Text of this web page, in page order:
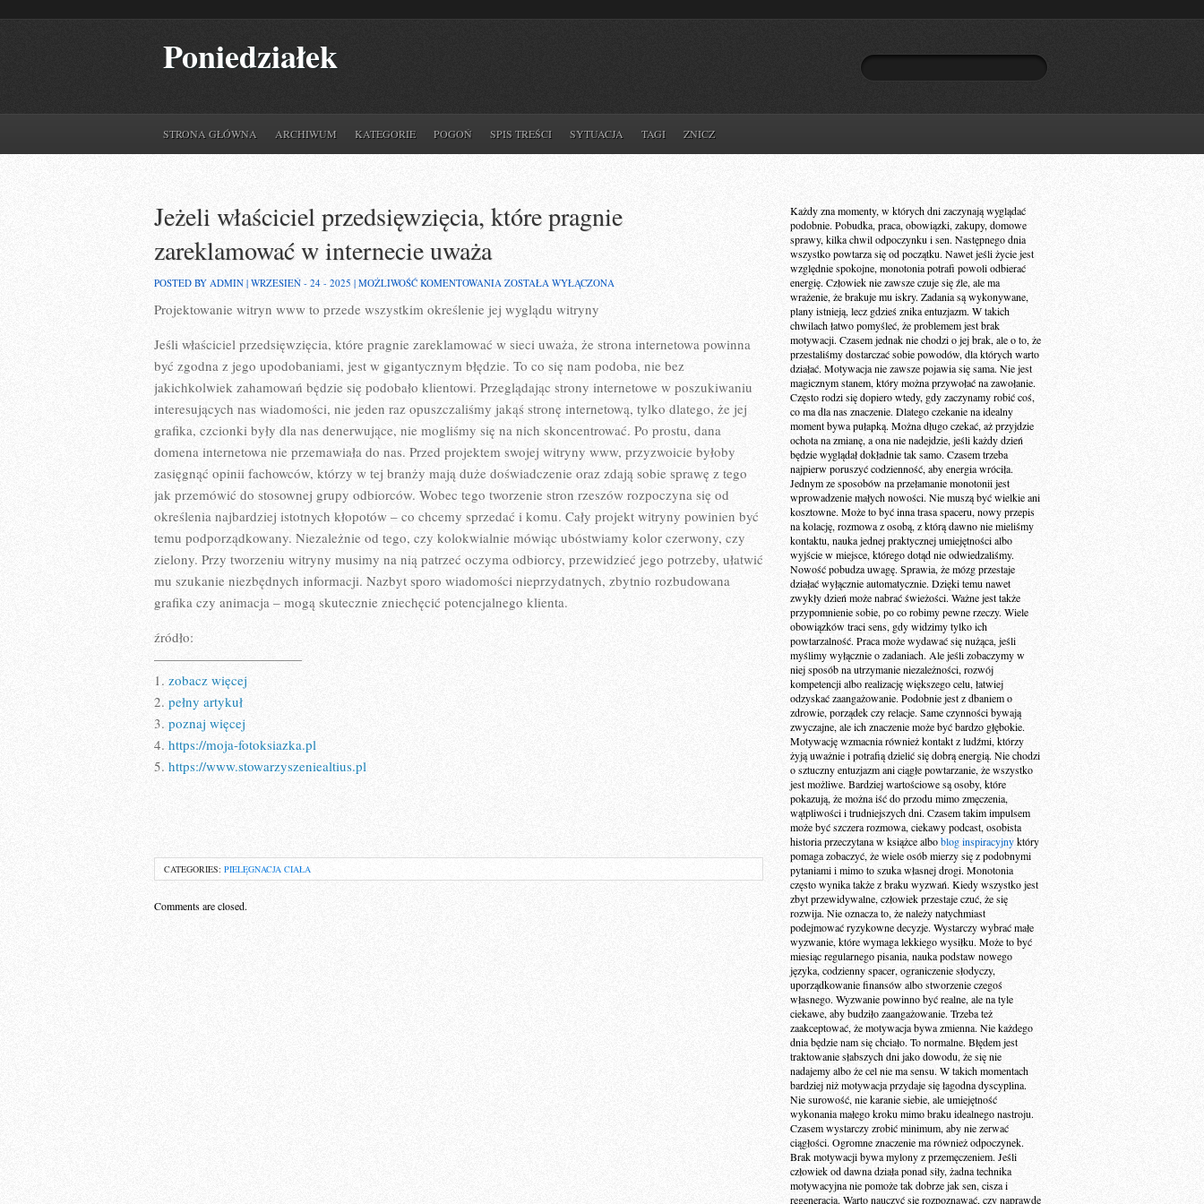
Poniedziałek
STRONA GŁÓWNA ARCHIWUM KATEGORIE POGOŃ SPIS TREŚCI SYTUACJA TAGI ZNICZ
Jeżeli właściciel przedsięwzięcia, które pragnie
zareklamować w internecie uważa
POSTED BY ADMIN | WRZESIEŃ - 24 - 2025 | MOŻLIWOŚĆ KOMENTOWANIA JEŻELI
PRZEDSIĘWZIĘCIA,
KTÓRE
ZAREKLAMOWAĆ
W
INTERNECIE
UWAŻA
ZOSTAŁA WYŁĄCZONA
Projektowanie witryn www to przede wszystkim określenie jej wyglądu witryny
Jeśli właściciel przedsięwzięcia, które pragnie zareklamować w sieci uważa, że strona internetowa powinna
być zgodna z jego upodobaniami, jest w gigantycznym błędzie. To co się nam podoba, nie bez
jakichkolwiek zahamowań będzie się podobało klientowi. Przeglądając strony internetowe w poszukiwaniu
interesujących nas wiadomości, nie jeden raz opuszczaliśmy jakąś stronę internetową, tylko dlatego, że jej
grafika, czcionki były dla nas denerwujące, nie mogliśmy się na nich skoncentrować. Po prostu, dana
domena internetowa nie przemawiała do nas. Przed projektem swojej witryny www, przyzwoicie byłoby
zasięgnąć opinii fachowców, którzy w tej branży mają duże doświadczenie oraz zdają sobie sprawę z tego
jak przemówić do stosownej grupy odbiorców. Wobec tego tworzenie stron rzeszów rozpoczyna się od
określenia najbardziej istotnych kłopotów – co chcemy sprzedać i komu. Cały projekt witryny powinien być
temu podporządkowany. Niezależnie od tego, czy kolokwialnie mówiąc ubóstwiamy kolor czerwony, czy
zielony. Przy tworzeniu witryny musimy na nią patrzeć oczyma odbiorcy, przewidzieć jego potrzeby, ułatwić
mu szukanie niezbędnych informacji. Nazbyt sporo wiadomości nieprzydatnych, zbytnio rozbudowana
grafika czy animacja – mogą skutecznie zniechęcić potencjalnego klienta.
źródło:
———————————
1. zobacz więcej
2. pełny artykuł
3. poznaj więcej
4. https://moja-fotoksiazka.pl
5. https://www.stowarzyszeniealtius.pl
CATEGORIES: PIELĘGNACJA CIAŁA
Comments are closed.
Każdy zna momenty, w których dni zaczynają wyglądać
podobnie. Pobudka, praca, obowiązki, zakupy, domowe
sprawy, kilka chwil odpoczynku i sen. Następnego dnia
wszystko powtarza się od początku. Nawet jeśli życie jest
względnie spokojne, monotonia potrafi powoli odbierać
energię. Człowiek nie zawsze czuje się źle, ale ma
wrażenie, że brakuje mu iskry. Zadania są wykonywane,
plany istnieją, lecz gdzieś znika entuzjazm. W takich
chwilach łatwo pomyśleć, że problemem jest brak
motywacji. Czasem jednak nie chodzi o jej brak, ale o to, że
przestaliśmy dostarczać sobie powodów, dla których warto
działać. Motywacja nie zawsze pojawia się sama. Nie jest
magicznym stanem, który można przywołać na zawołanie.
Często rodzi się dopiero wtedy, gdy zaczynamy robić coś,
co ma dla nas znaczenie. Dlatego czekanie na idealny
moment bywa pułapką. Można długo czekać, aż przyjdzie
ochota na zmianę, a ona nie nadejdzie, jeśli każdy dzień
będzie wyglądał dokładnie tak samo. Czasem trzeba
najpierw poruszyć codzienność, aby energia wróciła.
Jednym ze sposobów na przełamanie monotonii jest
wprowadzenie małych nowości. Nie muszą być wielkie ani
kosztowne. Może to być inna trasa spaceru, nowy przepis
na kolację, rozmowa z osobą, z którą dawno nie mieliśmy
kontaktu, nauka jednej praktycznej umiejętności albo
wyjście w miejsce, którego dotąd nie odwiedzaliśmy.
Nowość pobudza uwagę. Sprawia, że mózg przestaje
działać wyłącznie automatycznie. Dzięki temu nawet
zwykły dzień może nabrać świeżości. Ważne jest także
przypomnienie sobie, po co robimy pewne rzeczy. Wiele
obowiązków traci sens, gdy widzimy tylko ich
powtarzalność. Praca może wydawać się nużąca, jeśli
myślimy wyłącznie o zadaniach. Ale jeśli zobaczymy w
niej sposób na utrzymanie niezależności, rozwój
kompetencji albo realizację większego celu, łatwiej
odzyskać zaangażowanie. Podobnie jest z dbaniem o
zdrowie, porządek czy relacje. Same czynności bywają
zwyczajne, ale ich znaczenie może być bardzo głębokie.
Motywację wzmacnia również kontakt z ludźmi, którzy
żyją uważnie i potrafią dzielić się dobrą energią. Nie chodzi
o sztuczny entuzjazm ani ciągłe powtarzanie, że wszystko
jest możliwe. Bardziej wartościowe są osoby, które
pokazują, że można iść do przodu mimo zmęczenia,
wątpliwości i trudniejszych dni. Czasem takim impulsem
może być szczera rozmowa, ciekawy podcast, osobista
historia przeczytana w książce alboblog inspiracyjnyktóry
pomaga zobaczyć, że wiele osób mierzy się z podobnymi
pytaniami i mimo to szuka własnej drogi. Monotonia
często wynika także z braku wyzwań. Kiedy wszystko jest
zbyt przewidywalne, człowiek przestaje czuć, że się
rozwija. Nie oznacza to, że należy natychmiast
podejmować ryzykowne decyzje. Wystarczy wybrać małe
wyzwanie, które wymaga lekkiego wysiłku. Może to być
miesiąc regularnego pisania, nauka podstaw nowego
języka, codzienny spacer, ograniczenie słodyczy,
uporządkowanie finansów albo stworzenie czegoś
własnego. Wyzwanie powinno być realne, ale na tyle
ciekawe, aby budziło zaangażowanie. Trzeba też
zaakceptować, że motywacja bywa zmienna. Nie każdego
dnia będzie nam się chciało. To normalne. Błędem jest
traktowanie słabszych dni jako dowodu, że się nie
nadajemy albo że cel nie ma sensu. W takich momentach
bardziej niż motywacja przydaje się łagodna dyscyplina.
Nie surowość, nie karanie siebie, ale umiejętność
wykonania małego kroku mimo braku idealnego nastroju.
Czasem wystarczy zrobić minimum, aby nie zerwać
ciągłości. Ogromne znaczenie ma również odpoczynek.
Brak motywacji bywa mylony z przemęczeniem. Jeśli
człowiek od dawna działa ponad siły, żadna technika
motywacyjna nie pomoże tak dobrze jak sen, cisza i
regeneracja. Warto nauczyć się rozpoznawać, czy naprawdę